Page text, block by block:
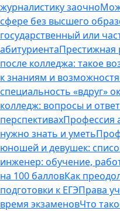
журналистику заочно
сфере без высшего
государственный или
абитуриентаПрестижная
после колледжа: такое
к знаниям и
специальность «вдруг»
колледж: вопросы и
перспективахПрофессия
нужно знать и уметь
юношей и девушек:
инженер: обучение,
на 100 балловКак
подготовки к ЕГЭПрава
время экзаменовЧто